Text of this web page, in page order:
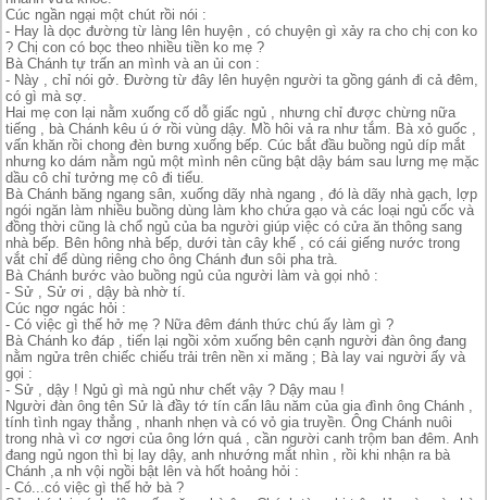
Cúc ngần ngại một chút rồi nói :
- Hay là dọc đường từ làng lên huyện , có chuyện gì xảy ra cho chị con ko
? Chị con có bọc theo nhiều tiền ko mẹ ?
Bà Chánh tự trấn an mình và an ủi con :
- Này , chỉ nói gở. Đường từ đây lên huyện người ta gồng gánh đi cả đêm,
có gì mà sợ.
Hai mẹ con lại nằm xuống cố dỗ giấc ngủ , nhưng chỉ được chừng nữa
tiếng , bà Chánh kêu ú ớ rồi vùng dậy. Mồ hôi vả ra như tắm. Bà xỏ guốc ,
vấn khăn rồi chong đèn bưng xuống bếp. Cúc bắt đầu buồng ngủ díp mắt
nhưng ko dám nằm ngủ một mình nên cũng bật dậy bám sau lưng mẹ mặc
dầu cô chỉ tưởng mẹ cô đi tiểu.
Bà Chánh băng ngang sân, xuống dãy nhà ngang , đó là dãy nhà gạch, lợp
ngói ngăn làm nhiều buồng dùng làm kho chứa gạo và các loại ngủ cốc và
đồng thời cũng là chổ ngủ của ba người giúp việc có cửa ăn thông sang
nhà bếp. Bên hông nhà bếp, dưới tàn cây khế , có cái giếng nước trong
vắt chỉ để dùng riêng cho ông Chánh đun sôi pha trà.
Bà Chánh bước vào buồng ngủ của người làm và gọi nhỏ :
- Sử , Sử ơi , dậy bà nhờ tí.
Cúc ngơ ngác hỏi :
- Có việc gì thế hở mẹ ? Nữa đêm đánh thức chú ấy làm gì ?
Bà Chánh ko đáp , tiến lại ngồi xỏm xuống bên cạnh người đàn ông đang
nằm ngửa trên chiếc chiếu trải trên nền xi măng ; Bà lay vai người ấy và
gọi :
- Sử , dậy ! Ngủ gì mà ngủ như chết vậy ? Dậy mau !
Người đàn ông tên Sử là đầy tớ tín cẩn lâu năm của gia đình ông Chánh ,
tính tình ngay thẳng , nhanh nhẹn và có vỏ gia truyền. Ông Chánh nuôi
trong nhà vì cơ ngơi của ông lớn quá , cần người canh trộm ban đêm. Anh
đang ngủ ngon thì bị lay dậy, anh nhướng mắt nhìn , rồi khi nhận ra bà
Chánh ,a nh vội ngồi bật lên và hốt hoảng hỏi :
- Có...có việc gì thế hở bà ?